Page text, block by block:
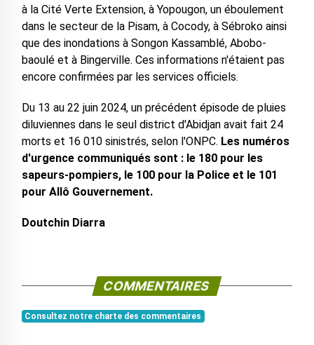
à la Cité Verte Extension, à Yopougon, un éboulement
dans le secteur de la Pisam, à Cocody, à Sébroko ainsi
que des inondations à Songon Kassamblé, Abobo-
baoulé et à Bingerville. Ces informations n'étaient pas
encore confirmées par les services officiels.
Du 13 au 22 juin 2024, un précédent épisode de pluies
diluviennes dans le seul district d'Abidjan avait fait 24
morts et 16 010 sinistrés, selon l'ONPC. Les numéros
d'urgence communiqués sont : le 180 pour les
sapeurs-pompiers, le 100 pour la Police et le 101
pour Allô Gouvernement.
Doutchin Diarra
COMMENTAIRES
Consultez notre charte des commentaires